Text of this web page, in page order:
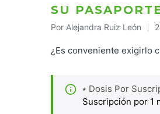
SU
Publicado
por
Por Alejandra Ruiz León
¿Es conveniente exigirlo
⭑ Dosis Por
Suscripción por 1